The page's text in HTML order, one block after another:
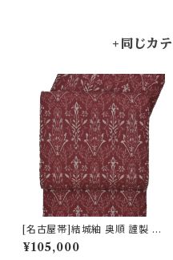
+同じカ
[名古屋帯]結城紬 奥順 謹製 型
紙捺染絣 装飾華文 八寸帯 正絹
日本製(商品番号:22496)
¥105,000